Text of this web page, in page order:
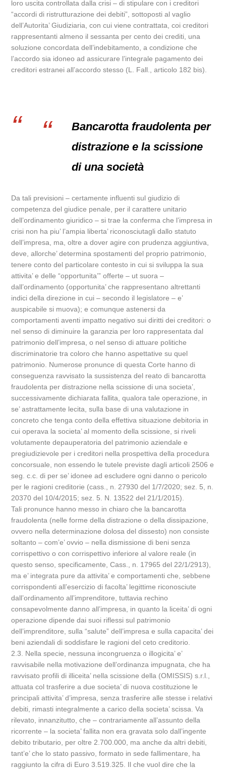
loro uscita controllata dalla crisi – di stipulare con i creditori
“accordi di ristrutturazione dei debiti”, sottoposti al vaglio
dell’Autorita’ Giudiziaria, con cui viene contrattata, coi creditori
rappresentanti almeno il sessanta per cento dei crediti, una
soluzione concordata dell’indebitamento, a condizione che
l’accordo sia idoneo ad assicurare l’integrale pagamento dei
creditori estranei all’accordo stesso (L. Fall., articolo 182 bis).
Bancarotta fraudolenta per
distrazione e la scissione
di una società
Da tali previsioni – certamente influenti sul giudizio di
competenza del giudice penale, per il carattere unitario
dell’ordinamento giuridico – si trae la conferma che l’impresa in
crisi non ha piu’ l’ampia liberta’ riconosciutagli dallo statuto
dell’impresa, ma, oltre a dover agire con prudenza aggiuntiva,
deve, allorche’ determina spostamenti del proprio patrimonio,
tenere conto del particolare contesto in cui si sviluppa la sua
attivita’ e delle “opportunita’” offerte – ut suora –
dall’ordinamento (opportunita’ che rappresentano altrettanti
indici della direzione in cui – secondo il legislatore – e’
auspicabile si muova); e comunque astenersi da
comportamenti aventi impatto negativo sui diritti dei creditori: o
nel senso di diminuire la garanzia per loro rappresentata dal
patrimonio dell’impresa, o nel senso di attuare politiche
discriminatorie tra coloro che hanno aspettative su quel
patrimonio. Numerose pronunce di questa Corte hanno di
conseguenza ravvisato la sussistenza del reato di bancarotta
fraudolenta per distrazione nella scissione di una societa’,
successivamente dichiarata fallita, qualora tale operazione, in
se’ astrattamente lecita, sulla base di una valutazione in
concreto che tenga conto della effettiva situazione debitoria in
cui operava la societa’ al momento della scissione, si riveli
volutamente depauperatoria del patrimonio aziendale e
pregiudizievole per i creditori nella prospettiva della procedura
concorsuale, non essendo le tutele previste dagli articoli 2506 e
seg. c.c. di per se’ idonee ad escludere ogni danno o pericolo
per le ragioni creditorie (cass., n. 27930 del 1/7/2020; sez. 5, n.
20370 del 10/4/2015; sez. 5. N. 13522 del 21/1/2015).
Tali pronunce hanno messo in chiaro che la bancarotta
fraudolenta (nelle forme della distrazione o della dissipazione,
ovvero nella determinazione dolosa del dissesto) non consiste
soltanto – com’e’ ovvio – nella dismissione di beni senza
corrispettivo o con corrispettivo inferiore al valore reale (in
questo senso, specificamente, Cass., n. 17965 del 22/1/2913),
ma e’ integrata pure da attivita’ e comportamenti che, sebbene
corrispondenti all’esercizio di facolta’ legittime riconosciute
dall’ordinamento all’imprenditore, tuttavia rechino
consapevolmente danno all’impresa, in quanto la liceita’ di ogni
operazione dipende dai suoi riflessi sul patrimonio
dell’imprenditore, sulla “salute” dell’impresa e sulla capacita’ dei
beni aziendali di soddisfare le ragioni del ceto creditorio.
2.3. Nella specie, nessuna incongruenza o illogicita’ e’
ravvisabile nella motivazione dell’ordinanza impugnata, che ha
ravvisato profili di illiceita’ nella scissione della (OMISSIS) s.r.l.,
attuata col trasferire a due societa’ di nuova costituzione le
principali attivita’ d’impresa, senza trasferire alle stesse i relativi
debiti, rimasti integralmente a carico della societa’ scissa. Va
rilevato, innanzitutto, che – contrariamente all’assunto della
ricorrente – la societa’ fallita non era gravata solo dall’ingente
debito tributario, per oltre 2.700.000, ma anche da altri debiti,
tant’e’ che lo stato passivo, formato in sede fallimentare, ha
raggiunto la cifra di Euro 3.519.325. Il che vuol dire che la